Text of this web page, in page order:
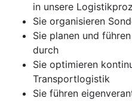
in unsere
Sie organisieren
Sie planen und
durch
Sie optimieren
Transportlogistik
Sie führen